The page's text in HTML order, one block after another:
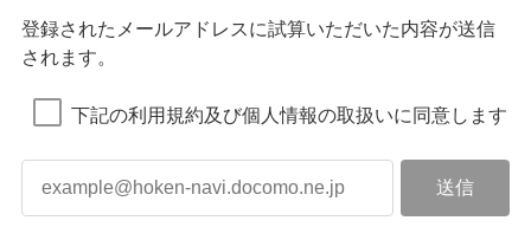
登録されたメールアドレスに試算いただいた内容が送信
されます。
下記の利用規約及び個人情報の取扱いに同意します